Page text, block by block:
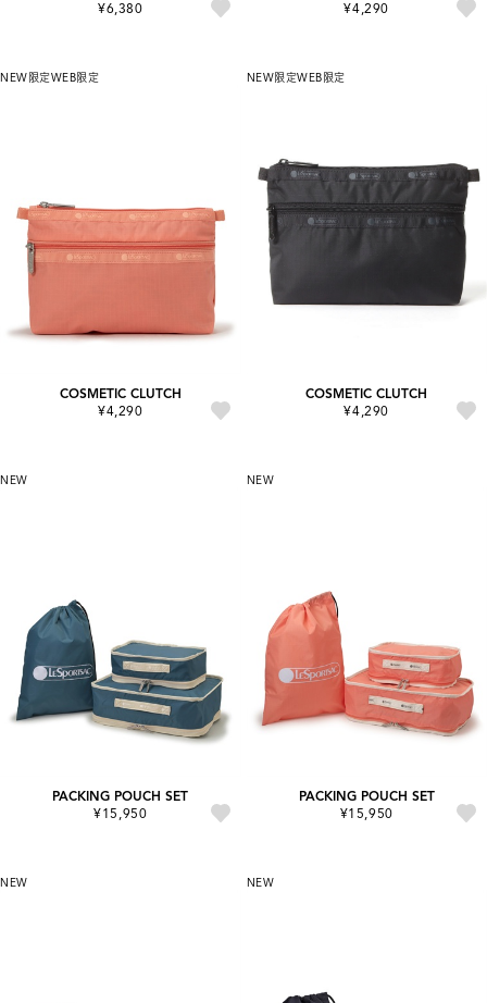
¥6,380
¥4,290
NEW 限定WEB限定
COSMETIC CLUTCH
¥4,290
NEW限定WEB限定
COSMETIC CLUTCH
¥4,290
NEW
PACKING POUCH SET
¥15,950
NEW
PACKING POUCH SET
¥15,950
NEW NEW